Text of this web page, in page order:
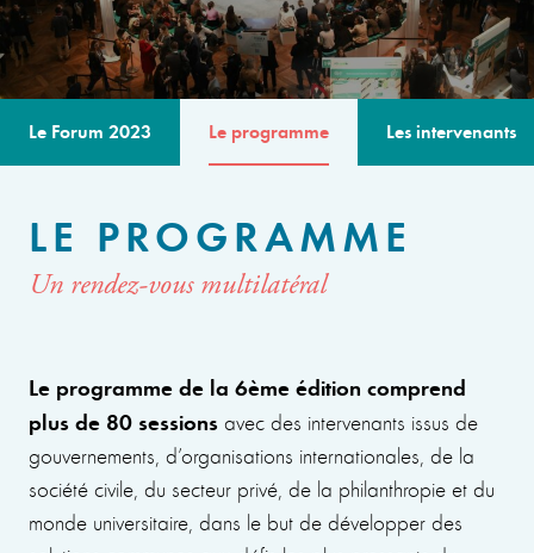
Le Forum 2023 Le programme Les intervenants
LE PROGRAMME
Un rendez-vous multilatéral
Le programme de la 6ème édition comprend
plus de 80 sessions avec des intervenants issus de
gouvernements, d’organisations internationales, de la
société civile, du secteur privé, de la philanthropie et du
monde universitaire, dans le but de développer des